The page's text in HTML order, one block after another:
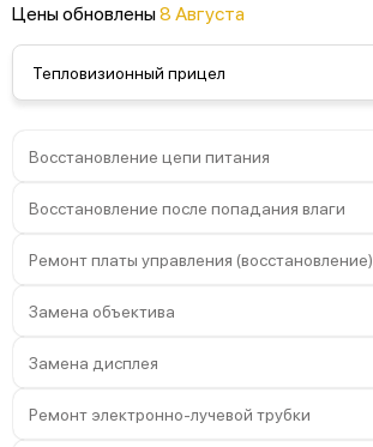
Цены обновлены8 Августа
Тепловизионный прицел
Восстановление цепи питания
Восстановление после попадания влаги
Ремонт платы управления (восстановление)
Замена объектива
Замена дисплея
Ремонт электронно-лучевой трубки